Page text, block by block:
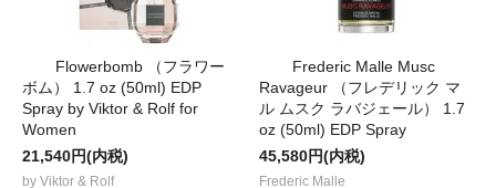
Flowerbomb （フラワー
ボム） 1.7 oz (50ml) EDP
Spray by Viktor & Rolf for
Women
21,540円(内税)
by Viktor & Rolf
Frederic Malle Musc
Ravageur （フレデリック マ
ル ムスク ラバジェール） 1.7
oz (50ml) EDP Spray
45,580円(内税)
Frederic Malle